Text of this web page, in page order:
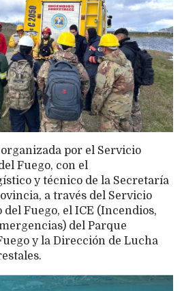
por el Servicio
Fuego, con el
y técnico de la Secretaría
a través del Servicio
Fuego, el ICE (Incendios,
del Parque
y la Dirección de Lucha